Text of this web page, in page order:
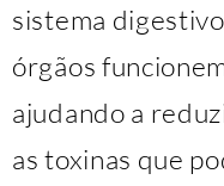
sistema
órgãos
ajudando a
as toxinas que